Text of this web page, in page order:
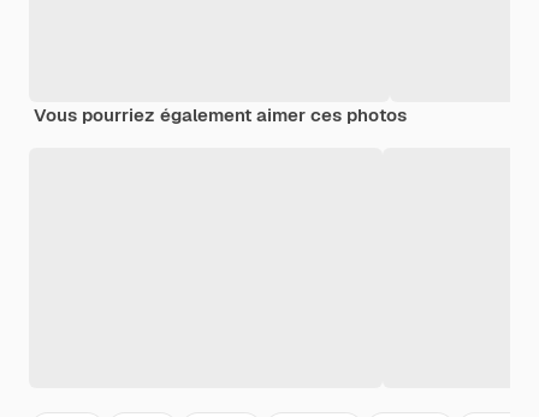
Vous pourriez également aimer ces photos